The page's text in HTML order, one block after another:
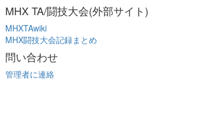
MHX TA/闘技大会(外部サイト)
MHXTAwiki
MHX闘技大会記録まとめ
問い合わせ
管理者に連絡